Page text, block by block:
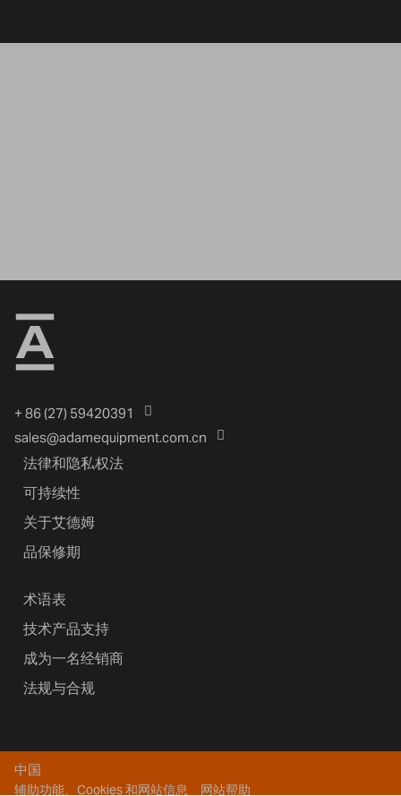
+ 86 (27) 59420391
sales@adamequipment.com.cn
法律和隐私权法
可持续性
关于艾德姆
品保修期
术语表
技术产品支持
成为一名经销商
法规与合规
中国
辅助功能、Cookies 和网站信息 网站帮助